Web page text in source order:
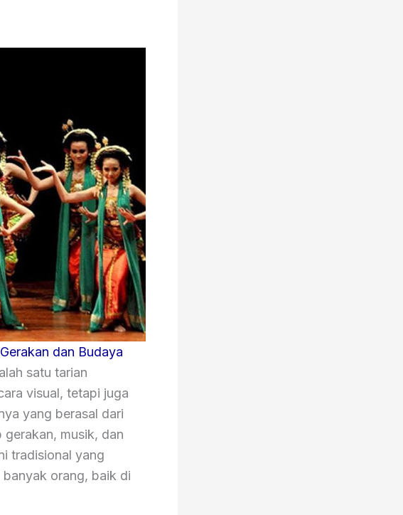
dan Budaya
satu tarian
visual, tetapi juga
yang berasal dari
gerakan, musik, dan
tradisional yang
orang, baik di